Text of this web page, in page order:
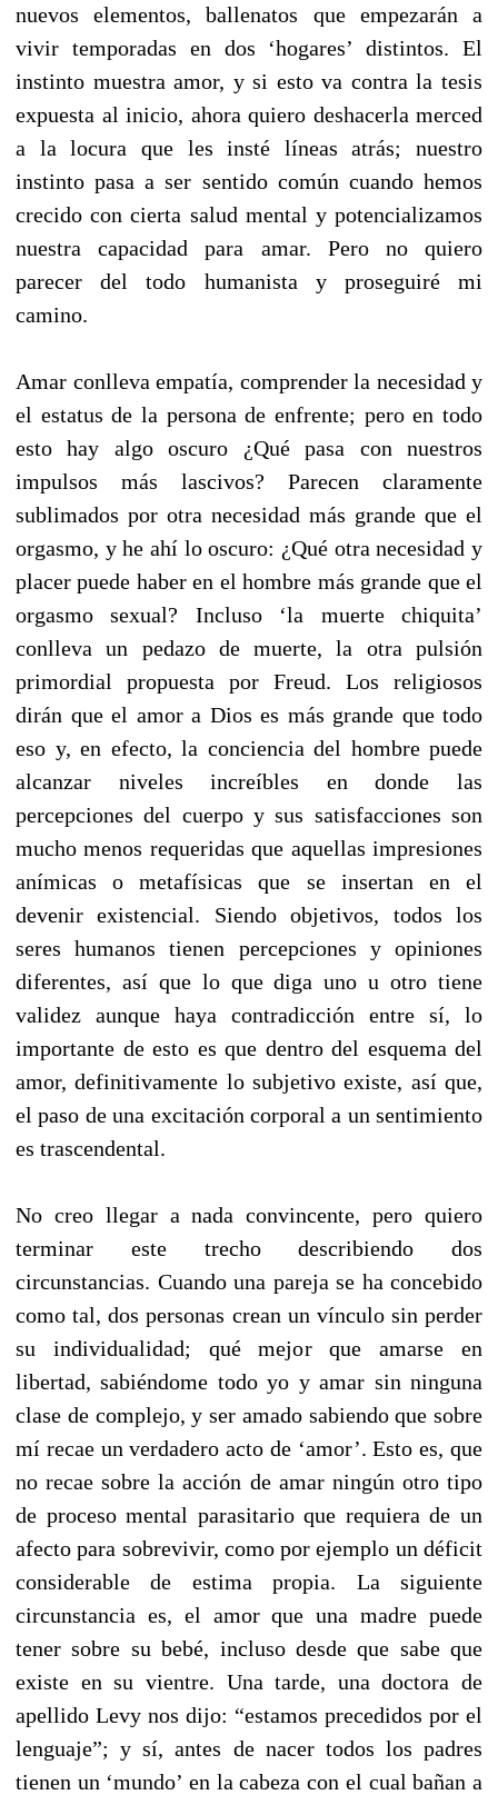
nuevos elementos, ballenatos que empezarán a
vivir temporadas en dos ‘hogares’ distintos. El
instinto muestra amor, y si esto va contra la tesis
expuesta al inicio, ahora quiero deshacerla merced
a la locura que les insté líneas atrás; nuestro
instinto pasa a ser sentido común cuando hemos
crecido con cierta salud mental y potencializamos
nuestra capacidad para amar. Pero no quiero
parecer del todo humanista y proseguiré mi
camino.
Amar conlleva empatía, comprender la necesidad y
el estatus de la persona de enfrente; pero en todo
esto hay algo oscuro ¿Qué pasa con nuestros
impulsos más lascivos? Parecen claramente
sublimados por otra necesidad más grande que el
orgasmo, y he ahí lo oscuro: ¿Qué otra necesidad y
placer puede haber en el hombre más grande que el
orgasmo sexual? Incluso ‘la muerte chiquita’
conlleva un pedazo de muerte, la otra pulsión
primordial propuesta por Freud. Los religiosos
dirán que el amor a Dios es más grande que todo
eso y, en efecto, la conciencia del hombre puede
alcanzar niveles increíbles en donde las
percepciones del cuerpo y sus satisfacciones son
mucho menos requeridas que aquellas impresiones
anímicas o metafísicas que se insertan en el
devenir existencial. Siendo objetivos, todos los
seres humanos tienen percepciones y opiniones
diferentes, así que lo que diga uno u otro tiene
validez aunque haya contradicción entre sí, lo
importante de esto es que dentro del esquema del
amor, definitivamente lo subjetivo existe, así que,
el paso de una excitación corporal a un sentimiento
es trascendental.
No creo llegar a nada convincente, pero quiero
terminar este trecho describiendo dos
circunstancias. Cuando una pareja se ha concebido
como tal, dos personas crean un vínculo sin perder
su individualidad; qué mejor que amarse en
libertad, sabiéndome todo yo y amar sin ninguna
clase de complejo, y ser amado sabiendo que sobre
mí recae un verdadero acto de ‘amor’. Esto es, que
no recae sobre la acción de amar ningún otro tipo
de proceso mental parasitario que requiera de un
afecto para sobrevivir, como por ejemplo un déficit
considerable de estima propia. La siguiente
circunstancia es, el amor que una madre puede
tener sobre su bebé, incluso desde que sabe que
existe en su vientre. Una tarde, una doctora de
apellido Levy nos dijo: “estamos precedidos por el
lenguaje”; y sí, antes de nacer todos los padres
tienen un ‘mundo’ en la cabeza con el cual bañan a